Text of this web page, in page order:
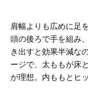
肩幅よりも広めに足
頭の後ろで手を組み
き出すと効果半減な
ージで、太ももが床
が理想。内ももとヒ